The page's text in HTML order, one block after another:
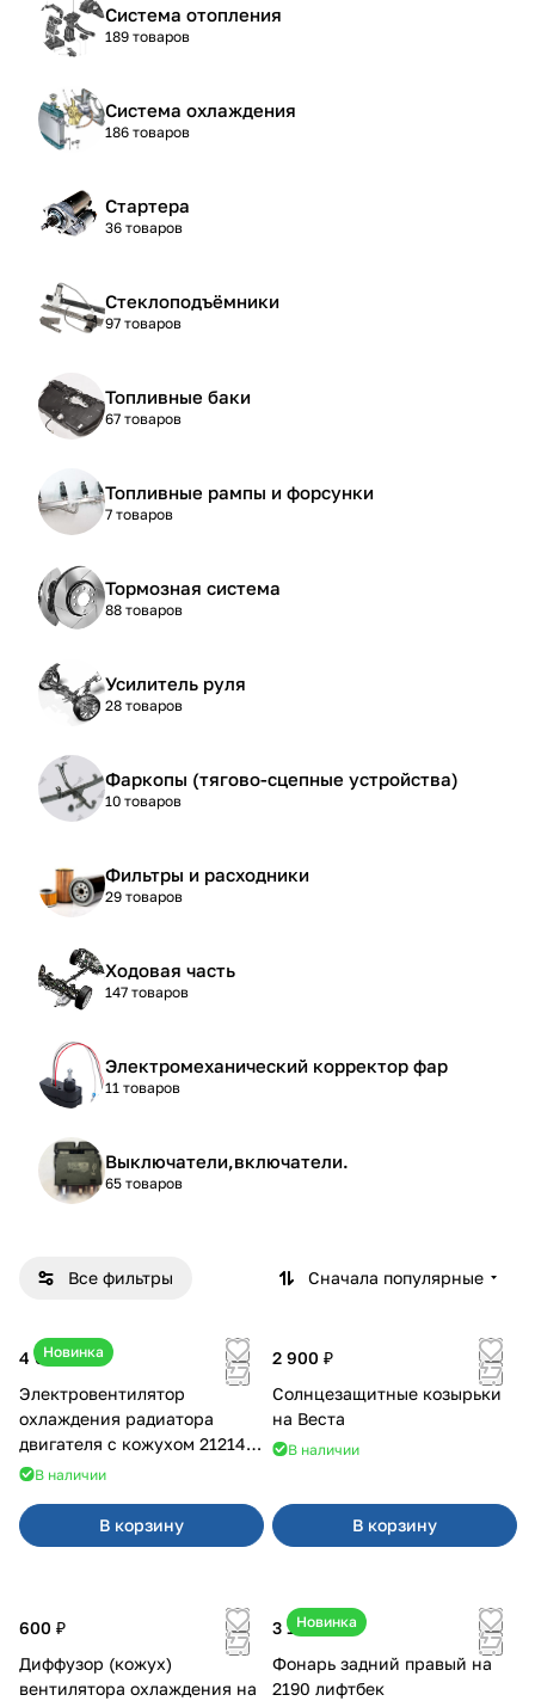
Система отопления
189 товаров
Система охлаждения
186 товаров
Стартера
36 товаров
Стеклоподъёмники
97 товаров
Топливные баки
67 товаров
Топливные рампы и форсунки
7 товаров
Тормозная система
88 товаров
Усилитель руля
28 товаров
Фаркопы (тягово-сцепные устройства)
10 товаров
Фильтры и расходники
29 товаров
Ходовая часть
147 товаров
Электромеханический корректор фар
11 товаров
Выключатели,включатели.
65 товаров
Все фильтры Сначала популярные
Новинка
4 600 ₽
Электровентилятор
охлаждения радиатора
двигателя с кожухом 21214
2121-21213 ВАЛЕЕ 95
В наличии
В корзину
2 900 ₽
Солнцезащитные козырьки
на Веста
В наличии
В корзину
600 ₽
Диффузор (кожух)
вентилятора охлаждения на
Новинка
3 100 ₽
Фонарь задний правый на
2190 лифтбек